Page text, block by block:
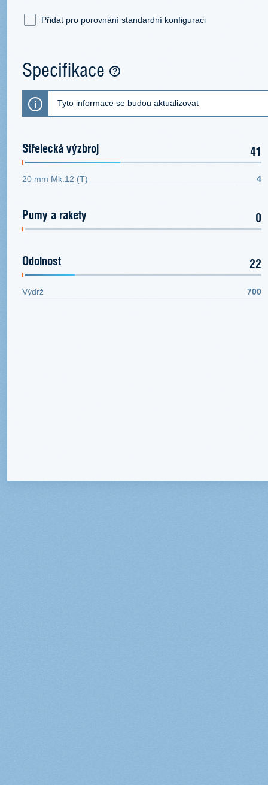
Přidat pro porovnání standardní konfiguraci
Specifikace
Tyto informace se budou aktualizovat
Střelecká výzbroj 41
20 mm Mk.12 (T) 4
Pumy a rakety 0
Odolnost 22
Výdrž 700